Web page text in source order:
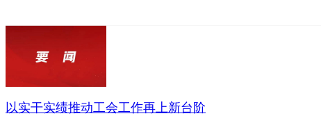
以实干实绩推动工会工作再上新台阶